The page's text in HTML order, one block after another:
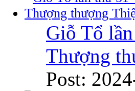
Giỗ Tổ
Thượng
Post: